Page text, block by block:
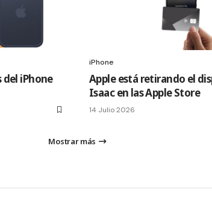
del iPhone
iPhone
Apple está retirando el
Isaac en las Apple Store
14 Julio 2026
Mostrar más